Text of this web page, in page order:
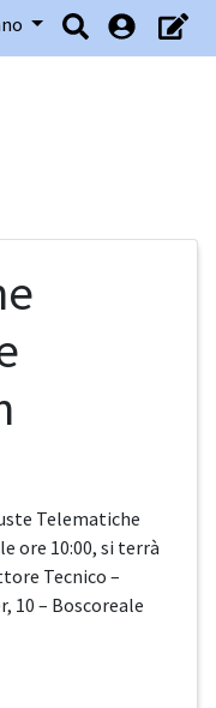
Telematiche
ore 10:00, si terrà
Tecnico –
10 – Boscoreale